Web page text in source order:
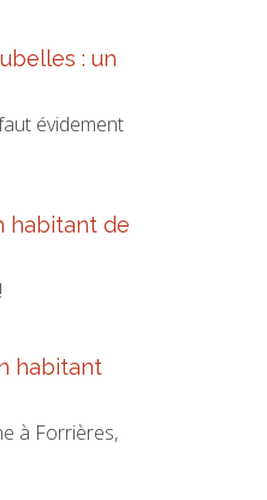
: un
évidement
habitant de
habitant
à Forrières,